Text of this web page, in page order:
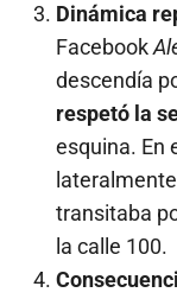
Dinámica
Facebook
descendía
respetó la
esquina. En
transitaba
la calle 100.